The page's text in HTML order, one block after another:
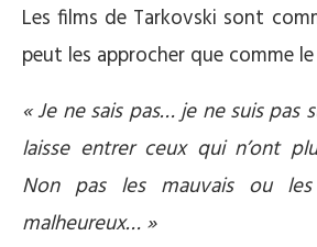
Les films de Tarkovski sont
peut les approcher que comme
« Je ne sais pas… je ne suis pas
laisse entrer ceux qui n’ont
Non pas les mauvais ou
malheureux… »